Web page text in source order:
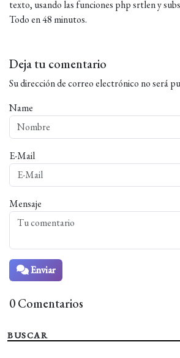
texto, usando las funciones php srtlen y
Todo en 48 minutos.
Deja tu comentario
Su dirección de correo electrónico no será
Name
E-Mail
Mensaje
Enviar
0 Comentarios
BUSCAR